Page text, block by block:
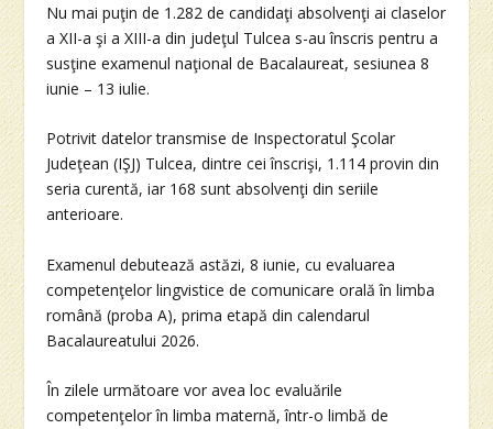
Nu mai puţin de 1.282 de candidaţi absolvenţi ai claselor
a XII-a şi a XIII-a din judeţul Tulcea s-au înscris pentru a
susţine examenul naţional de Bacalaureat, sesiunea 8
iunie – 13 iulie.
Potrivit datelor transmise de Inspectoratul Şcolar
Judeţean (IŞJ) Tulcea, dintre cei înscrişi, 1.114 provin din
seria curentă, iar 168 sunt absolvenţi din seriile
anterioare.
Examenul debutează astăzi, 8 iunie, cu evaluarea
competenţelor lingvistice de comunicare orală în limba
română (proba A), prima etapă din calendarul
Bacalaureatului 2026.
În zilele următoare vor avea loc evaluările
competenţelor în limba maternă, într-o limbă de